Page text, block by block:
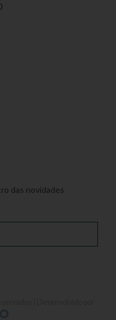
das novidades